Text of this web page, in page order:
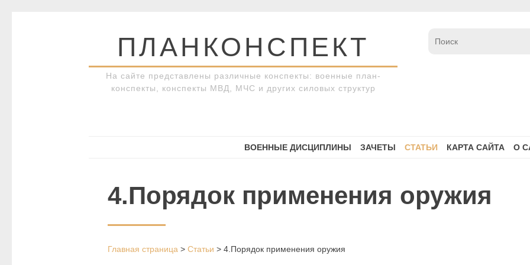
ПЛАНКОНСПЕКТ
На сайте представлены различные конспекты: военные план-
конспекты, конспекты МВД, МЧС и других силовых структур
ВОЕННЫЕ ДИСЦИПЛИНЫ ЗАЧЕТЫ СТАТЬИ КАРТА САЙТА О
4.Порядок применения оружия
Главная страница > Статьи > 4.Порядок применения оружия